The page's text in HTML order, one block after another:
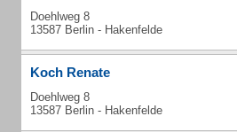
Doehlweg 8
13587 Berlin - Hakenfelde
Koch Renate
Doehlweg 8
13587 Berlin - Hakenfelde